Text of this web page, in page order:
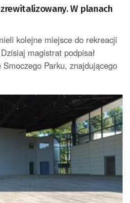
W planach
kolejne miejsce do rekreacji
magistrat podpisał
Parku, znajdującego